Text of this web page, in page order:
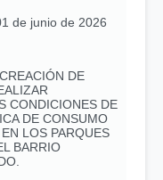
de junio de 2026
DE
CONDICIONES DE
DE CONSUMO
LOS PARQUES
BARRIO